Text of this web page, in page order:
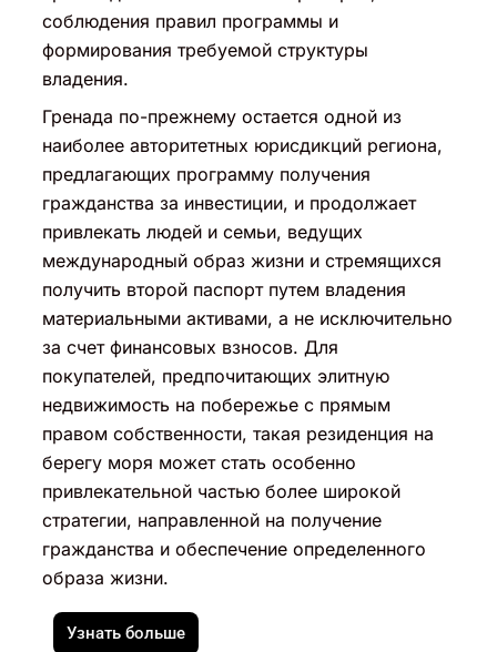
соблюдения правил программы и
формирования требуемой структуры
владения.
Гренада по-прежнему остается одной из
наиболее авторитетных юрисдикций региона,
предлагающих программу получения
гражданства за инвестиции, и продолжает
привлекать людей и семьи, ведущих
международный образ жизни и стремящихся
получить второй паспорт путем владения
материальными активами, а не исключительно
за счет финансовых взносов. Для
покупателей, предпочитающих элитную
недвижимость на побережье с прямым
правом собственности, такая резиденция на
берегу моря может стать особенно
привлекательной частью более широкой
стратегии, направленной на получение
гражданства и обеспечение определенного
образа жизни.
Узнать больше